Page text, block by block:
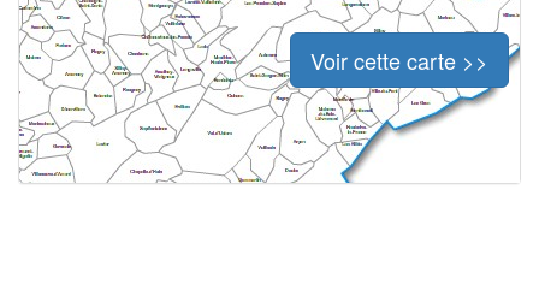
Voir cette carte >>